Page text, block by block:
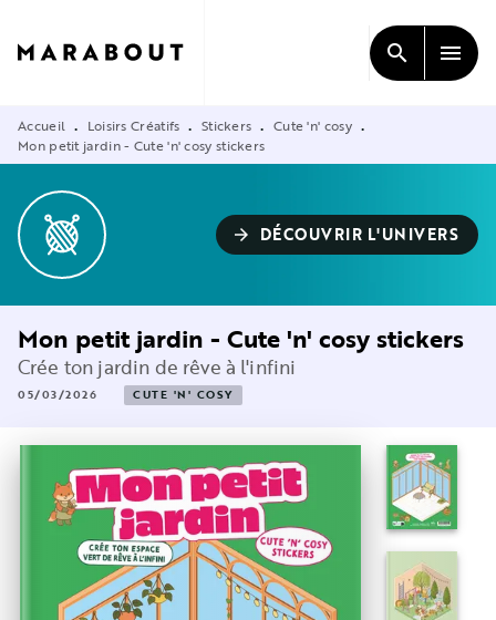
CONTENU
search menu
Accueil • Loisirs Créatifs • Stickers • Cute 'n' cosy •
Mon petit jardin - Cute 'n' cosy stickers
arrow_forward DÉCOUVRIR L'UNIVERS
Mon petit jardin - Cute 'n' cosy stickers
Crée ton jardin de rêve à l'infini
05/03/2026 CUTE 'N' COSY